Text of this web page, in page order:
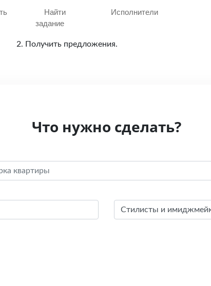
Найти
задание
Исполнители
2. Получить предложения.
Что нужно сделать?